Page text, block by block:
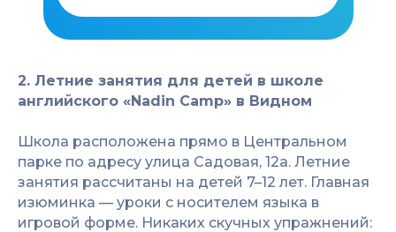
2. Летние занятия для детей в школе
английского «Nadin Camp» в Видном
Школа расположена прямо в Центральном
парке по адресу улица Садовая, 12а. Летние
занятия рассчитаны на детей 7–12 лет. Главная
изюминка — уроки с носителем языка в
игровой форме. Никаких скучных упражнений: